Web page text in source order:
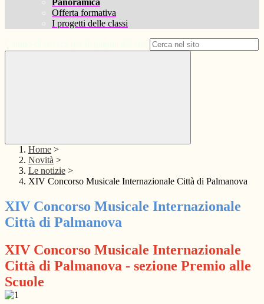
Panoramica
Offerta formativa
I progetti delle classi
Home >
Novità >
Le notizie >
XIV Concorso Musicale Internazionale Città di Palmanova
XIV Concorso Musicale Internazionale
Città di Palmanova
XIV Concorso Musicale Internazionale
Città di Palmanova - sezione Premio alle
Scuole